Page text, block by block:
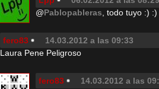
@Pablopableras , todo tuyo :) :)
fero83
14.03.2012 a las 09:33
Laura Pene Peligroso
fero83
14.03.2012 a las